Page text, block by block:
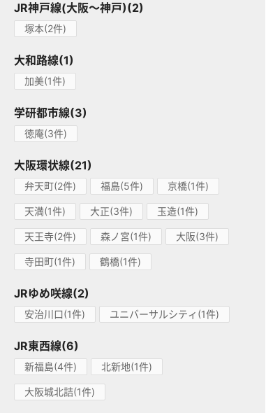
JR神戸線(大阪～神戸)(2)
塚本(2件)
大和路線(1)
加美(1件)
学研都市線(3)
徳庵(3件)
大阪環状線(21)
弁天町(2件) 福島(5件) 京橋(1件)
天満(1件) 大正(3件) 玉造(1件)
天王寺(2件) 森ノ宮(1件) 大阪(3件)
寺田町(1件) 鶴橋(1件)
JRゆめ咲線(2)
安治川口(1件) ユニバーサルシティ(1件)
JR東西線(6)
新福島(4件) 北新地(1件)
大阪城北詰(1件)